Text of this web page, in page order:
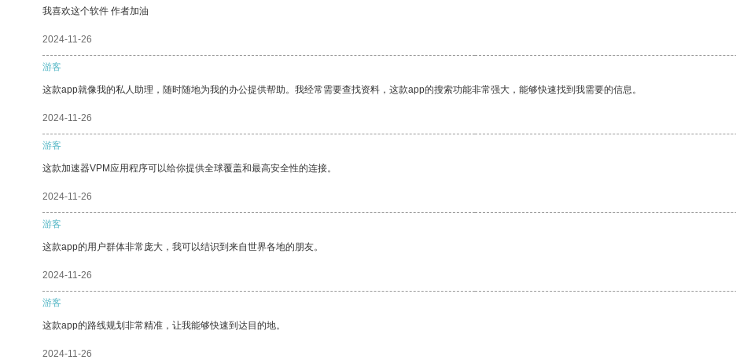
我喜欢这个软件 作者加油
2024-11-26
游客
这款app就像我的私人助理，随时随地为我的办公提供帮助。我经常需要查找资料，这款app的搜索功能非常强大，能够快速找到我需要的信息。
2024-11-26
游客
这款加速器VPM应用程序可以给你提供全球覆盖和最高安全性的连接。
2024-11-26
游客
这款app的用户群体非常庞大，我可以结识到来自世界各地的朋友。
2024-11-26
游客
这款app的路线规划非常精准，让我能够快速到达目的地。
2024-11-26